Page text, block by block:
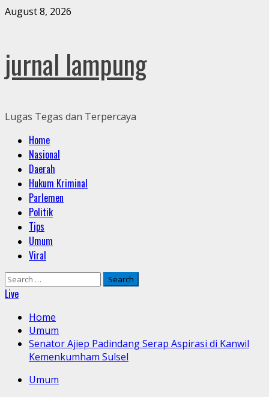
Skip
August 8, 2026
jurnal lampung
Lugas Tegas dan Terpercaya
Primary
Menu
Home
Nasional
Daerah
Hukum Kriminal
Parlemen
Politik
Tips
Umum
Viral
Search
for:
Live
Home
Umum
Senator Ajiep Padindang Serap Aspirasi di Kanwil
Kemenkumham Sulsel
Umum